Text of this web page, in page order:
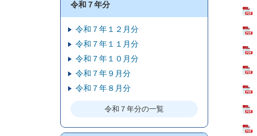
令和７年分
令和７年１２月分
令和７年１１月分
令和７年１０月分
令和７年９月分
令和７年８月分
令和７年分の一覧